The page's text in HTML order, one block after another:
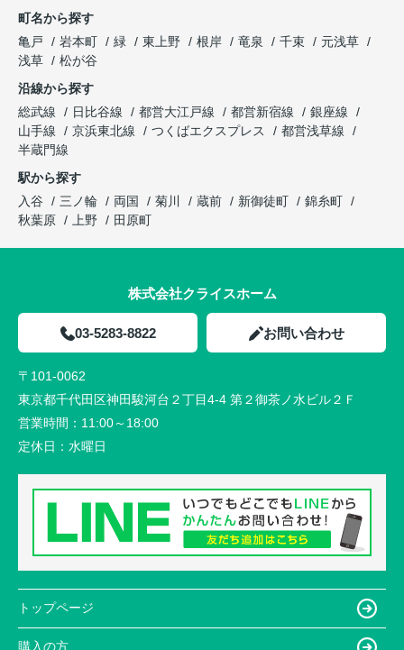
町名から探す
亀戸
岩本町 緑 東上野 根岸 竜泉 千束
元浅草
浅草
松が谷
沿線から探す
総武線
日比谷線 都営大江戸線 都営新宿線
銀座線
山手線
京浜東北線 つくばエクスプレス
都営浅草線
半蔵門線
駅から探す
入谷
三ノ輪 両国 菊川 蔵前 新御徒町
錦糸町
秋葉原
上野 田原町
株式会社クライスホーム
03-5283-8822 お問い合わせ
〒101-0062
東京都千代田区神田駿河台２丁目4-4 第２御茶ノ水ビル２Ｆ
営業時間： 11:00～18:00
定休日： 水曜日
トップページ
購入の方